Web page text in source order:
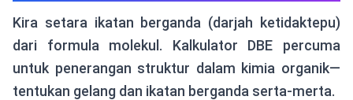
Kira setara ikatan berganda (darjah ketidaktepu)
dari formula molekul. Kalkulator DBE percuma
untuk penerangan struktur dalam kimia organik—
tentukan gelang dan ikatan berganda serta-merta.